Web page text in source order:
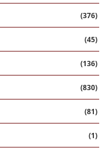
(376)
(45)
(136)
(830)
(81)
(1)